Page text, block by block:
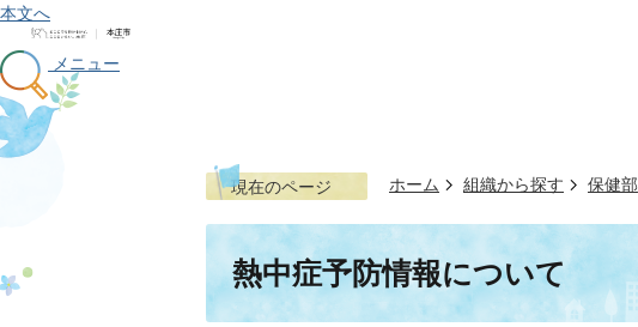
本文へ
メニュー
現在のページ ホーム 組織から探す 保健部
熱中症予防情報について